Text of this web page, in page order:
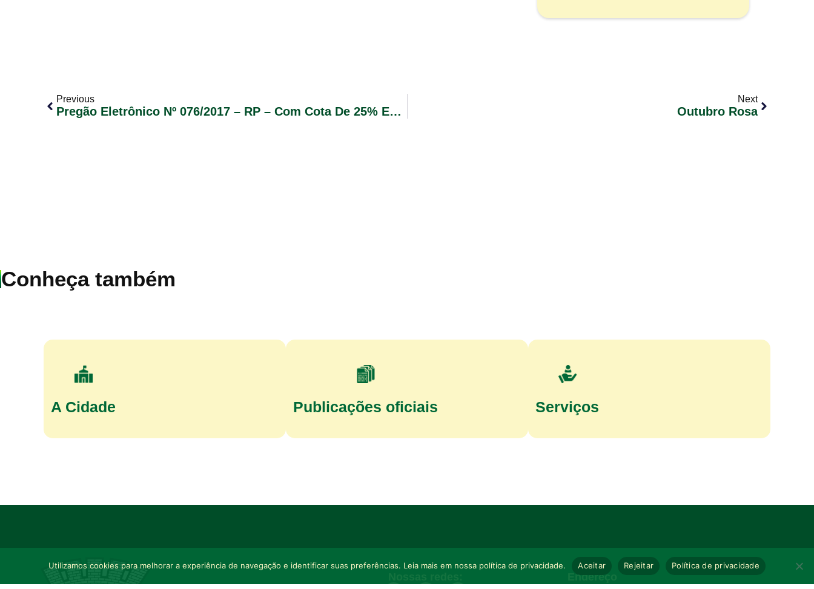
Previous
Pregão Eletrônico Nº 076/2017 – RP – Com Cota De 25% Exclusiva Para ME/EPP
Next
Outubro Rosa
Conheça também
A Cidade Publicações oficiais Serviços
Endereço
Utilizamos cookies para melhorar a experiência de navegação e identificar suas preferências. Leia mais em nossa política de privacidade. Aceitar Rejeitar Política de privacidade